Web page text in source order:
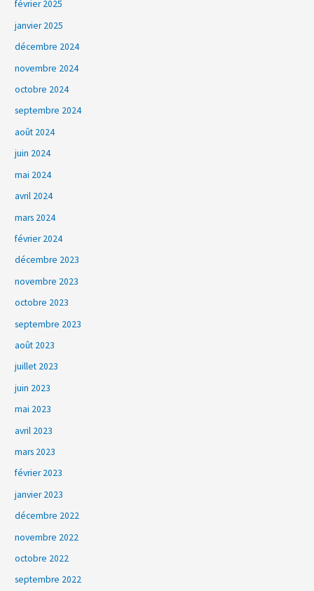
février 2025
janvier 2025
décembre 2024
novembre 2024
octobre 2024
septembre 2024
août 2024
juin 2024
mai 2024
avril 2024
mars 2024
février 2024
décembre 2023
novembre 2023
octobre 2023
septembre 2023
août 2023
juillet 2023
juin 2023
mai 2023
avril 2023
mars 2023
février 2023
janvier 2023
décembre 2022
novembre 2022
octobre 2022
septembre 2022